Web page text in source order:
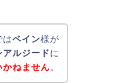
はベイン様が
アルジードに
かねません。